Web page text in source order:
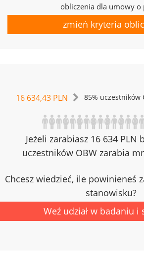
obliczenia dla umowy o
zmień kryteria
16 634,43 PLN 85% uczestników
Jeżeli zarabiasz 16 634 PLN
uczestników OBW zarabia
Chcesz wiedzieć, ile powinieneś
stanowisku?
Weź udział w badaniu i